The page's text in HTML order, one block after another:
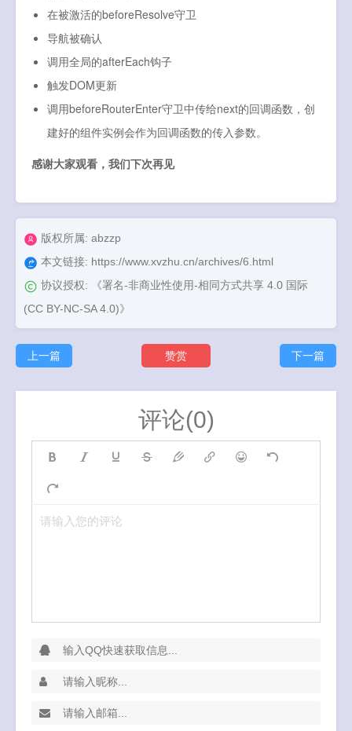
在被激活的beforeResolve守卫
导航被确认
调用全局的afterEach钩子
触发DOM更新
调用beforeRouterEnter守卫中传给next的回调函数，创
建好的组件实例会作为回调函数的传入参数。
感谢大家观看，我们下次再见
版权所属: abzzp
本文链接: https://www.xvzhu.cn/archives/6.html
协议授权:
《署名-非商业性使用-相同方式共享 4.0 国际
(CC BY-NC-SA 4.0)》
下一篇
上一篇 赞赏
评论(0)
请输入您的评论